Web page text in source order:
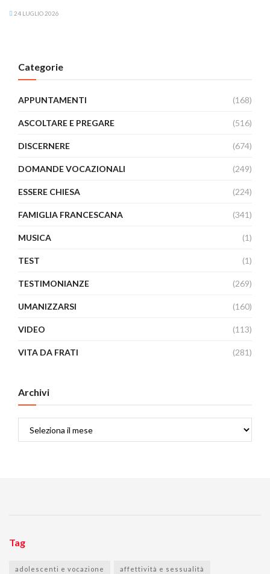
24 LUGLIO 2026
Categorie
APPUNTAMENTI (168)
ASCOLTARE E PREGARE (516)
DISCERNERE (674)
DOMANDE VOCAZIONALI (249)
ESSERE CHIESA (224)
FAMIGLIA FRANCESCANA (341)
MUSICA (1)
TEST (1)
TESTIMONIANZE (269)
UMANIZZARSI (160)
VIDEO (113)
VITA DA FRATI (281)
Archivi
Tag
adolescenti e vocazione affettività e sessualità